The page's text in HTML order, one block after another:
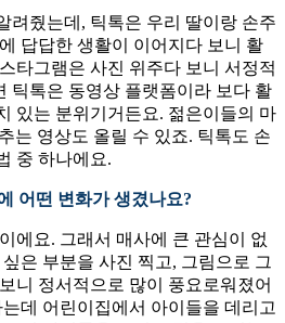
려줬는데, 틱톡은 우리 딸이랑 손주
답답한 생활이 이어지다 보니 활
타그램은 사진 위주다 보니 서정적
틱톡은 동영상 플랫폼이라 보다 활
있는 분위기거든요. 젊은이들의 마
는 영상도 올릴 수 있죠. 틱톡도 손
중 하나에요.
어떤 변화가 생겼나요?
에요. 그래서 매사에 큰 관심이 없
은 부분을 사진 찍고, 그림으로 그
니 정서적으로 많이 풍요로워졌어
데 어린이집에서 아이들을 데리고